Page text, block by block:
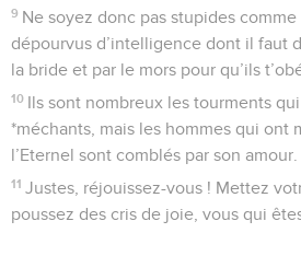
9 Ne soyez donc pas stupides
dépourvus d’intelligence dont il faut
la bride et par le mors pour qu’ils
10 Ils sont nombreux les tourments
*méchants, mais les hommes qui ont
l’Eternel sont comblés par son amour.
11 Justes, réjouissez-vous ! Mettez
poussez des cris de joie, vous qui